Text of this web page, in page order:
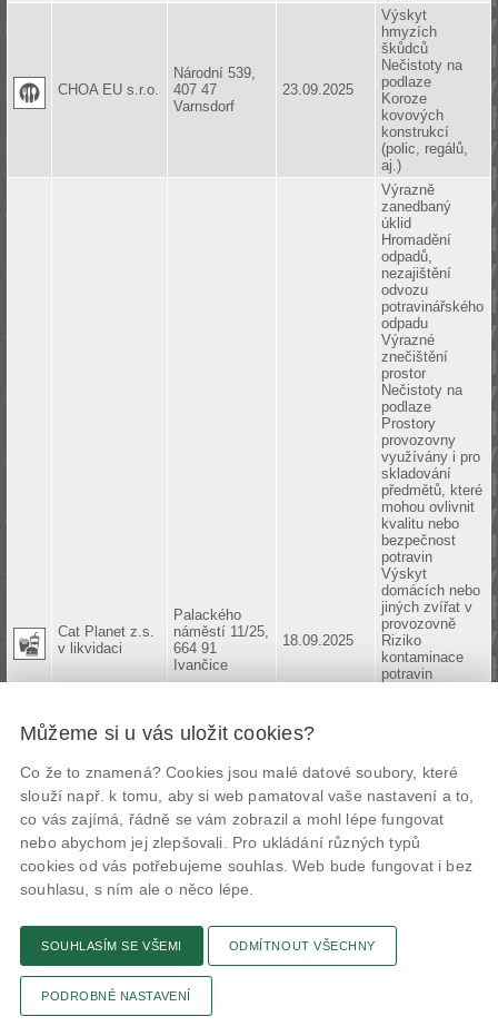
CHOA EU s.r.o.
Národní 539,
407 47
Varnsdorf
23.09.2025
Výskyt
hmyzích
škůdců
Nečistoty na
podlaze
Koroze
kovových
konstrukcí
(polic, regálů,
aj.)
Cat Planet z.s.
v likvidaci
Palackého
náměstí 11/25,
664 91
Ivančice
18.09.2025
Výrazně
zanedbaný
úklid
Hromadění
odpadů,
nezajištění
odvozu
potravinářského
odpadu
Výrazné
znečištění
prostor
Nečistoty na
podlaze
Prostory
provozovny
využívány i pro
skladování
předmětů, které
mohou ovlivnit
kvalitu nebo
bezpečnost
potravin
Výskyt
domácích nebo
jiných zvířat v
provozovně
Riziko
kontaminace
potravin
prostor pro
výrobu potravin
správnou
hygienickou
Velikost či
skladování
Můžeme si u vás uložit cookies?
Co že to znamená? Cookies jsou malé datové soubory, které
slouží např. k tomu, aby si web pamatoval vaše nastavení a to,
co vás zajímá, řádně se vám zobrazil a mohl lépe fungovat
nebo abychom jej zlepšovali. Pro ukládání různých typů
cookies od vás potřebujeme souhlas. Web bude fungovat i bez
souhlasu, s ním ale o něco lépe.
SOUHLASÍM SE VŠEMI ODMÍTNOUT VŠECHNY
PODROBNÉ NASTAVENÍ